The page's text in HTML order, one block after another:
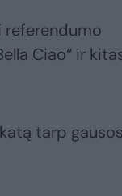
referendumo
Ciao“ ir
tarp